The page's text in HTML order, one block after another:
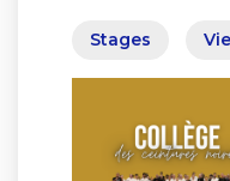
Stages